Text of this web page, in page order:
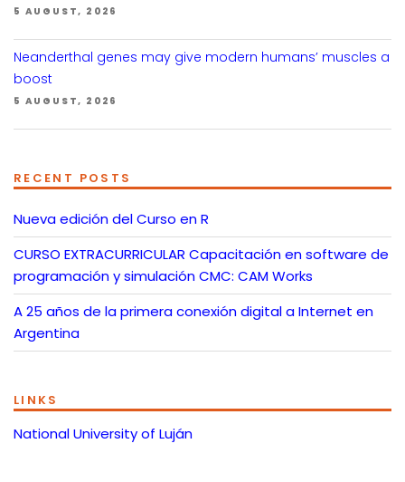
5 AUGUST, 2026
Neanderthal genes may give modern humans’ muscles a
boost
5 AUGUST, 2026
RECENT POSTS
Nueva edición del Curso en R
CURSO EXTRACURRICULAR Capacitación en software de
programación y simulación CMC: CAM Works
A 25 años de la primera conexión digital a Internet en
Argentina
LINKS
National University of Luján